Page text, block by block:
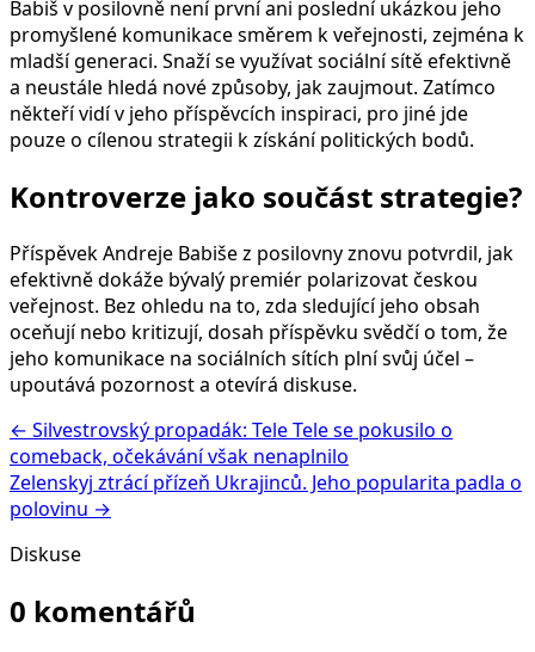
Babiš v posilovně není první ani poslední ukázkou jeho
promyšlené komunikace směrem k veřejnosti, zejména k
mladší generaci. Snaží se využívat sociální sítě efektivně
a neustále hledá nové způsoby, jak zaujmout. Zatímco
někteří vidí v jeho příspěvcích inspiraci, pro jiné jde
pouze o cílenou strategii k získání politických bodů.
Kontroverze jako součást strategie?
Příspěvek Andreje Babiše z posilovny znovu potvrdil, jak
efektivně dokáže bývalý premiér polarizovat českou
veřejnost. Bez ohledu na to, zda sledující jeho obsah
oceňují nebo kritizují, dosah příspěvku svědčí o tom, že
jeho komunikace na sociálních sítích plní svůj účel –
upoutává pozornost a otevírá diskuse.
← Silvestrovský propadák: Tele Tele se pokusilo o
comeback, očekávání však nenaplnilo
Zelenskyj ztrácí přízeň Ukrajinců. Jeho popularita padla o
polovinu →
Diskuse
0 komentářů